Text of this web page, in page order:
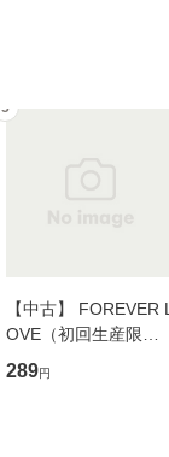
5
【中古】 FOREVER L
OVE（初回生産限定
盤） / 清水翔太×加藤
ミリヤ / [CD]【メール
289円